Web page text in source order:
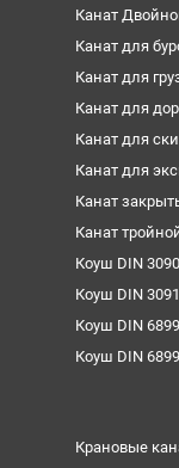
Канат
Канат для
Канат для
Канат для
Канат для
Канат для
Канат
Канат
Коуш DIN 3090
Коуш DIN 3091
Коуш DIN
Коуш DIN
Крановые